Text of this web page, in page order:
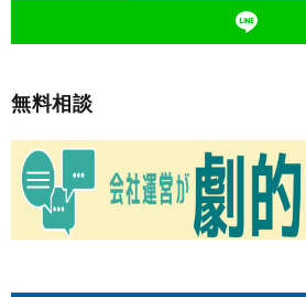
無料相談